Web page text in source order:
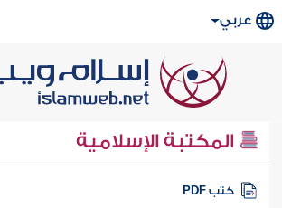
عربي
المكتبة الإسلامية